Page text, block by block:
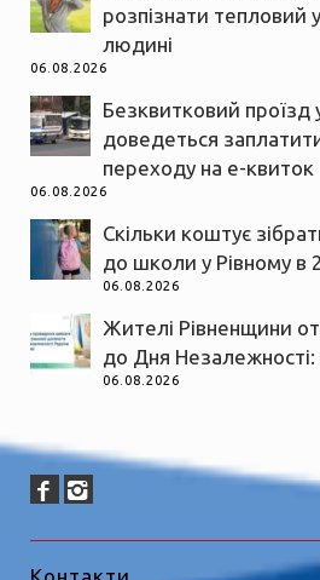
розпізнати тепловий
людині
06.08.2026
Безквитковий проїзд
доведеться
переходу на е-квиток
06.08.2026
Скільки коштує
до школи у Рівному в
06.08.2026
Жителі Рівненщини
до Дня Незалежності:
06.08.2026